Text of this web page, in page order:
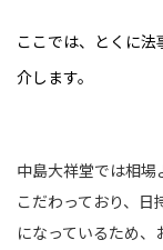
ここでは、とくに
介します。
中島大祥堂では相
こだわっており、
になっているため